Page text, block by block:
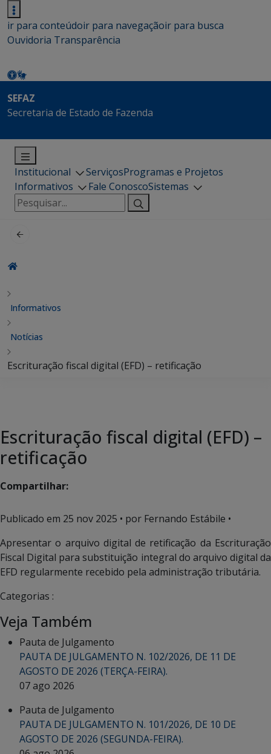
ir para conteúdoir para navegaçãoir para busca
Ouvidoria Transparência
SEFAZ
Secretaria de Estado de Fazenda
Institucional ServiçosProgramas e Projetos
Informativos
Fale ConoscoSistemas
Pesquisar
por:
Informativos
Notícias
Escrituração fiscal digital (EFD) – retificação
Escrituração fiscal digital (EFD) –
retificação
Compartilhar:
Publicado em 25 nov 2025 • por Fernando Estábile •
Apresentar o arquivo digital de retificação da Escrituração
Fiscal Digital para substituição integral do arquivo digital da
EFD regularmente recebido pela administração tributária.
Categorias :
Veja Também
Pauta de Julgamento
PAUTA DE JULGAMENTO N. 102/2026, DE 11 DE
AGOSTO DE 2026 (TERÇA-FEIRA).
07 ago 2026
Pauta de Julgamento
PAUTA DE JULGAMENTO N. 101/2026, DE 10 DE
AGOSTO DE 2026 (SEGUNDA-FEIRA).